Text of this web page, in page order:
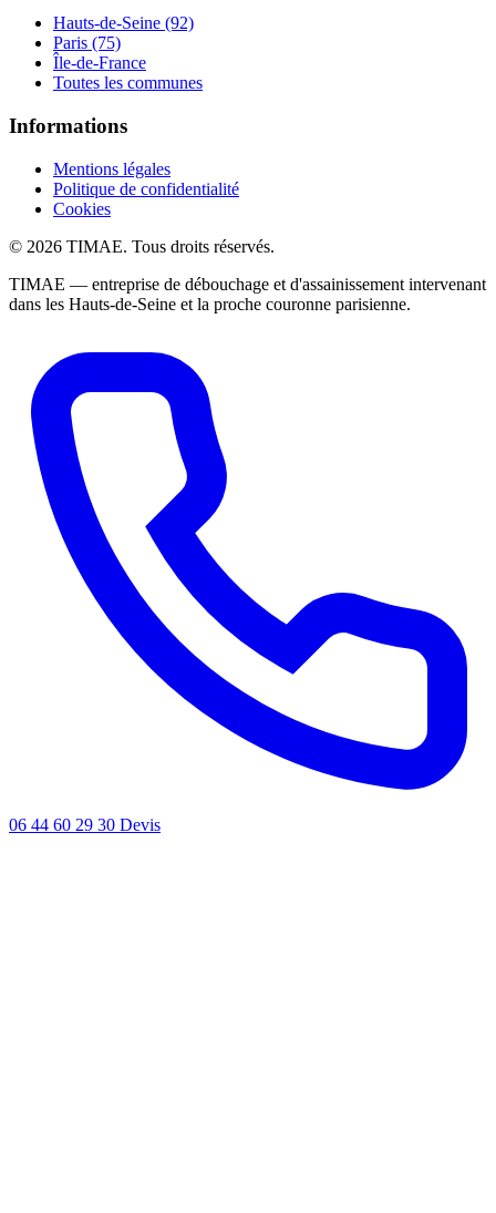
Hauts-de-Seine (92)
Paris (75)
Île-de-France
Toutes les communes
Informations
Mentions légales
Politique de confidentialité
Cookies
© 2026 TIMAE. Tous droits réservés.
TIMAE — entreprise de débouchage et d'assainissement intervenant
dans les Hauts-de-Seine et la proche couronne parisienne.
06 44 60 29 30 Devis